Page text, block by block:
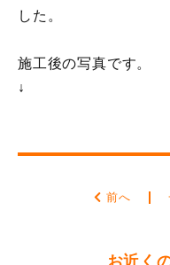
した。
施工後の写真です。
↓
前へ
お近く